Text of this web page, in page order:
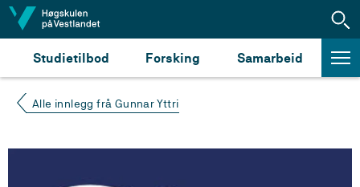
Hopp til innhald
Studietilbod Forsking Samarbeid
Alle innlegg frå Gunnar Yttri